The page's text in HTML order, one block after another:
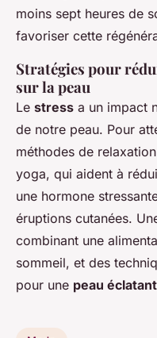
moins sept heures de
favoriser cette
Stratégies pour
sur la peau
Le stress a un impact
de notre peau. Pour
méthodes de
yoga, qui aident à
une hormone
éruptions cutanées.
combinant une
sommeil, et des
pour une peau